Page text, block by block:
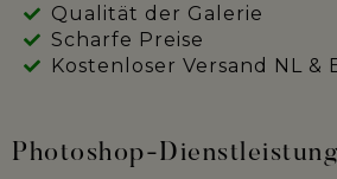
Qualität der Galerie
Scharfe Preise
Kostenloser Versand NL &
Photoshop-Dienstleistung